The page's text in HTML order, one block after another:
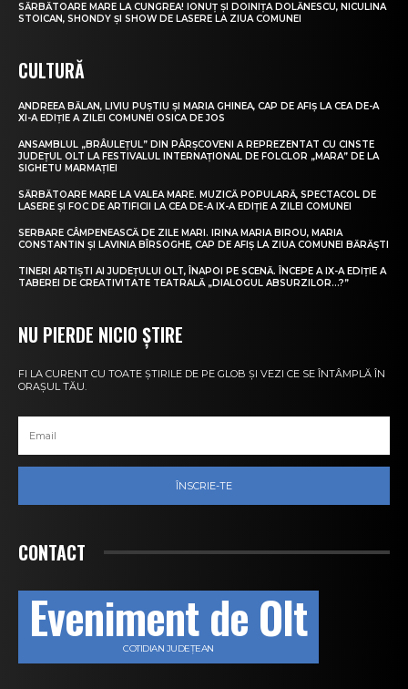
SĂRBĂTOARE MARE LA CUNGREA! IONUȚ ȘI DOINIȚA DOLĂNESCU, NICULINA
STOICAN, SHONDY ȘI SHOW DE LASERE LA ZIUA COMUNEI
CULTURĂ
ANDREEA BĂLAN, LIVIU PUȘTIU ȘI MARIA GHINEA, CAP DE AFIȘ LA CEA DE-A
XI-A EDIȚIE A ZILEI COMUNEI OSICA DE JOS
ANSAMBLUL „BRÂULEȚUL” DIN PÂRȘCOVENI A REPREZENTAT CU CINSTE
JUDEȚUL OLT LA FESTIVALUL INTERNAȚIONAL DE FOLCLOR „MARA” DE LA
SIGHETU MARMAȚIEI
SĂRBĂTOARE MARE LA VALEA MARE. MUZICĂ POPULARĂ, SPECTACOL DE
LASERE ȘI FOC DE ARTIFICII LA CEA DE-A IX-A EDIȚIE A ZILEI COMUNEI
SERBARE CÂMPENEASCĂ DE ZILE MARI. IRINA MARIA BIROU, MARIA
CONSTANTIN ȘI LAVINIA BÎRSOGHE, CAP DE AFIȘ LA ZIUA COMUNEI BĂRĂȘTI
TINERI ARTIȘTI AI JUDEȚULUI OLT, ÎNAPOI PE SCENĂ. ÎNCEPE A IX-A EDIȚIE A
TABEREI DE CREATIVITATE TEATRALĂ „DIALOGUL ABSURZILOR…?”
NU PIERDE NICIO ȘTIRE
FI LA CURENT CU TOATE ȘTIRILE DE PE GLOB ȘI VEZI CE SE ÎNTÂMPLĂ ÎN
ORAȘUL TĂU.
ÎNSCRIE-TE
CONTACT
Eveniment de Olt
COTIDIAN JUDEȚEAN